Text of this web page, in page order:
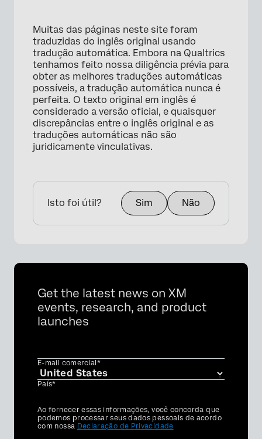
Muitas das páginas neste site foram
traduzidas do inglês original usando
tradução automática. Embora na Qualtrics
tenhamos feito nossa diligência prévia para
obter as melhores traduções automáticas
possíveis, a tradução automática nunca é
perfeita. O texto original em inglês é
considerado a versão oficial, e quaisquer
discrepâncias entre o inglês original e as
traduções automáticas não são
juridicamente vinculativas.
Isto foi útil? Sim Não
Get the latest news on XM
events, research, and product
launches
E-mail comercial*
País*
Privacy
Optin
Ao fornecer essas informações, você concorda que
podemos processar seus dados pessoais de acordo
com nossa Declaração de Privacidade